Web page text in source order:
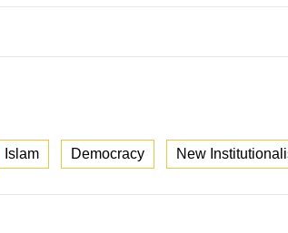
Islam Democracy New